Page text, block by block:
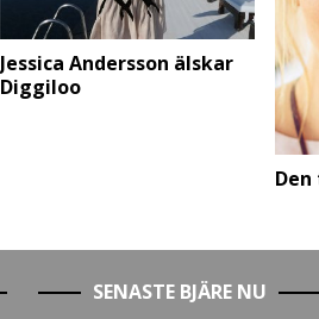
Jessica Andersson älskar
Diggiloo
SENASTE BJÄRE NU